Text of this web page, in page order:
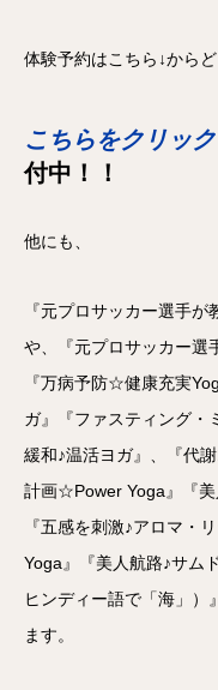
体験予約はこちら↓から
こちらをクリック
付中！！
他にも、
『元プロサッカー選手
や、『元プロサッカー選
『万病予防☆健康充実
ガ』『ファスティング・
緩和♪温活ヨガ』、『代
計画☆Power Yoga』『美
『五感を刺激♪アロマ・
Yoga』『美人航路♪サム
ヒンディー語で「海」）
ます。